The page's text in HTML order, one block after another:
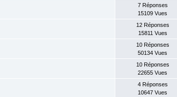
7 Réponses
15109 Vues
12 Réponses
15811 Vues
10 Réponses
50134 Vues
10 Réponses
22655 Vues
4 Réponses
10647 Vues